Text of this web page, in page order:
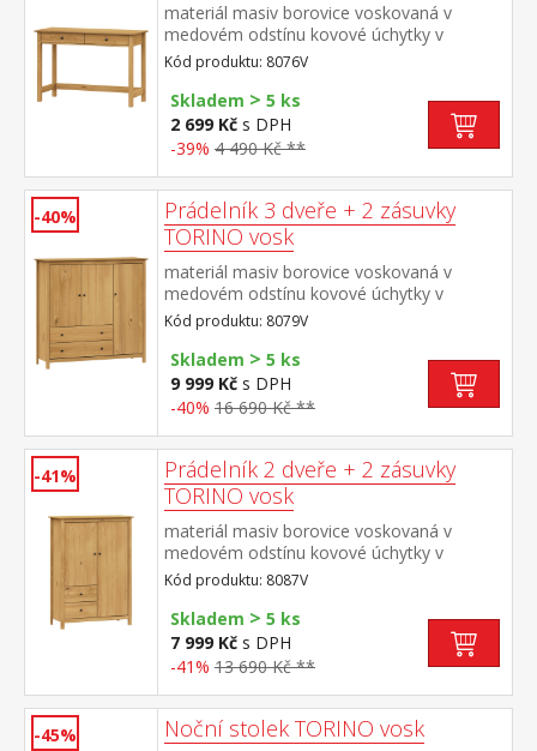
materiál masiv borovice voskovaná v
medovém odstínu kovové úchytky v
barevném provedení černěná mosaz dvě
zásuvky s kovovými pojezdy
Kód produktu: 8076V
Skladem > 5 ks
2 699 Kč s DPH
-39% 4 490 Kč **
-40%
Prádelník 3 dveře + 2 zásuvky
TORINO vosk
materiál masiv borovice voskovaná v
medovém odstínu kovové úchytky v
barevném provedení černěná mosaz 3
dvířka a 2 zásuvky s kovovými pojezdy
Kód produktu: 8079V
Skladem > 5 ks
9 999 Kč s DPH
-40% 16 690 Kč **
-41%
Prádelník 2 dveře + 2 zásuvky
TORINO vosk
materiál masiv borovice voskovaná v
medovém odstínu kovové úchytky v
barevném provedení černěná mosaz 2
dvířka a 2 zásuvky s kovovými pojezdy
Kód produktu: 8087V
Skladem > 5 ks
7 999 Kč s DPH
-41% 13 690 Kč **
-45% Noční stolek TORINO vosk